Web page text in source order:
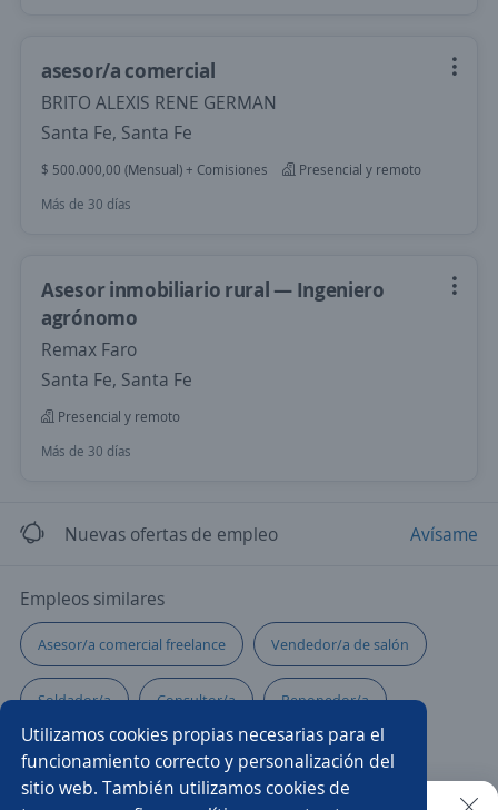
Utilizamos cookies propias necesarias para el
funcionamiento correcto y personalización del
sitio web. También utilizamos cookies de
asesor/a comercial
BRITO ALEXIS RENE GERMAN
Santa Fe, Santa Fe
$ 500.000,00 (Mensual) + Comisiones
Presencial y remoto
Más de 30 días
Asesor inmobiliario rural — Ingeniero
agrónomo
Remax Faro
Santa Fe, Santa Fe
Presencial y remoto
Más de 30 días
Nuevas ofertas de empleo Avísame
Empleos similares
Asesor/a comercial freelance Vendedor/a de salón
Soldador/a Consultor/a Reponedor/a
Operador mantenimiento Ejecutivo/a comercial